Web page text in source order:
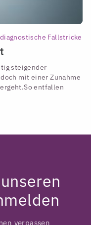
Fallstricke
steigender
mit einer Zunahme
So entfallen
verpassen